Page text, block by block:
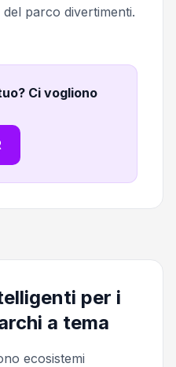
parco divertimenti.
Ci vogliono
per i
a tema
ecosistemi